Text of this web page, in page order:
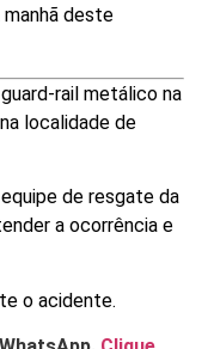
deste
rail metálico na
localidade de
de resgate da
a ocorrência e
o acidente.